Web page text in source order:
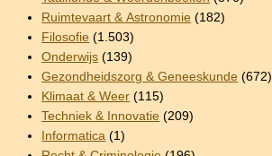
Ruimtevaart & Astronomie (182)
Filosofie (1.503)
Onderwijs (139)
Gezondheidszorg & Geneeskunde (672)
Klimaat & Weer (115)
Techniek & Innovatie (209)
Informatica (1)